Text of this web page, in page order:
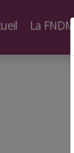
La FNDMV